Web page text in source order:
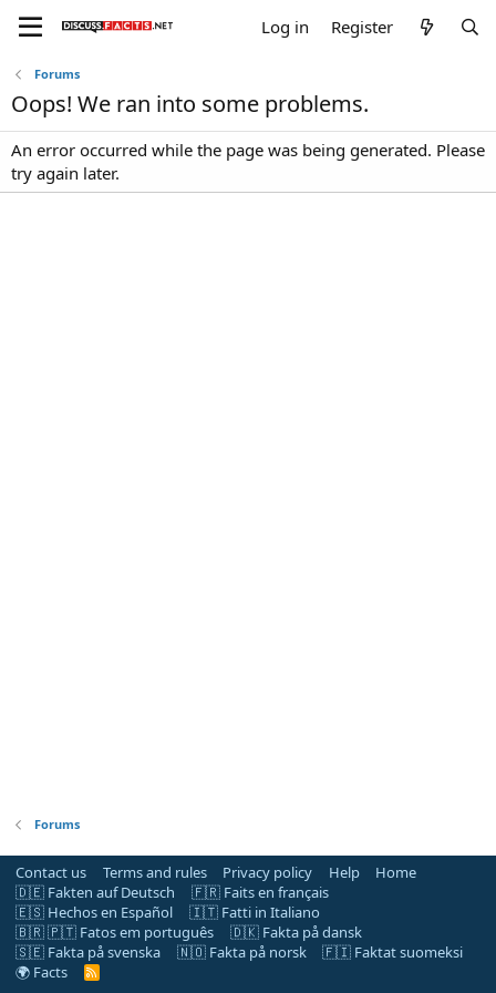
Log in Register
Forums
Oops! We ran into some problems.
An error occurred while the page was being generated. Please
try again later.
Forums
Contact us Terms and rules Privacy policy Help
Home
🇩🇪 Fakten auf Deutsch
🇫🇷 Faits en français
🇪🇸 Hechos en Español
🇮🇹 Fatti in Italiano
🇧🇷 🇵🇹 Fatos em português
🇩🇰 Fakta på dansk
🇸🇪 Fakta på svenska
🇳🇴 Fakta på norsk
🇫🇮 Faktat suomeksi
🌍 Facts
R